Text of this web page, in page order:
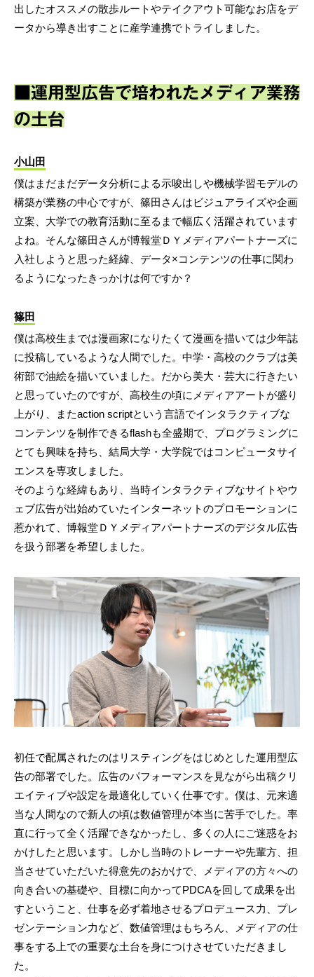
出したオススメの散歩ルートやテイクアウト可能なお店をデ
ータから導き出すことに産学連携でトライしました。
■運用型広告で培われたメディア業務
の土台
小山田
僕はまだまだデータ分析による示唆出しや機械学習モデルの
構築が業務の中心ですが、篠田さんはビジュアライズや企画
立案、大学での教育活動に至るまで幅広く活躍されています
よね。そんな篠田さんが博報堂ＤＹメディアパートナーズに
入社しようと思った経緯、データ×コンテンツの仕事に関わ
るようになったきっかけは何ですか？
篠田
僕は高校生までは漫画家になりたくて漫画を描いては少年誌
に投稿しているような人間でした。中学・高校のクラブは美
術部で油絵を描いていました。だから美大・芸大に行きたい
と思っていたのですが、高校生の頃にメディアアートが盛り
上がり、またaction scriptという言語でインタラクティブな
コンテンツを制作できるflashも全盛期で、プログラミングに
とても興味を持ち、結局大学・大学院ではコンピュータサイ
エンスを専攻しました。
そのような経緯もあり、当時インタラクティブなサイトやウ
ェブ広告が出始めていたインターネットのプロモーションに
惹かれて、博報堂ＤＹメディアパートナーズのデジタル広告
を扱う部署を希望しました。
初任で配属されたのはリスティングをはじめとした運用型広
告の部署でした。広告のパフォーマンスを見ながら出稿クリ
エイティブや設定を最適化していく仕事です。僕は、元来適
当な人間なので新人の頃は数値管理が本当に苦手でした。率
直に行って全く活躍できなかったし、多くの人にご迷惑をお
かけしたと思います。しかし当時のトレーナーや先輩方、担
当させていただいた得意先のおかけで、メディアの方々への
向き合いの基礎や、目標に向かってPDCAを回して成果を出
すということ、仕事を必ず着地させるプロデュース力、プレ
ゼンテーション力など、数値管理はもちろん、メディアの仕
事をする上での重要な土台を身につけさせていただきまし
た。